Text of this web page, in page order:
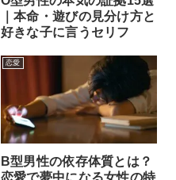
｜本命・遊びの見分け方と
好きな子に言うセリフ
恋愛
B型男性の依存体質とは？
恋愛で夢中になる女性の特